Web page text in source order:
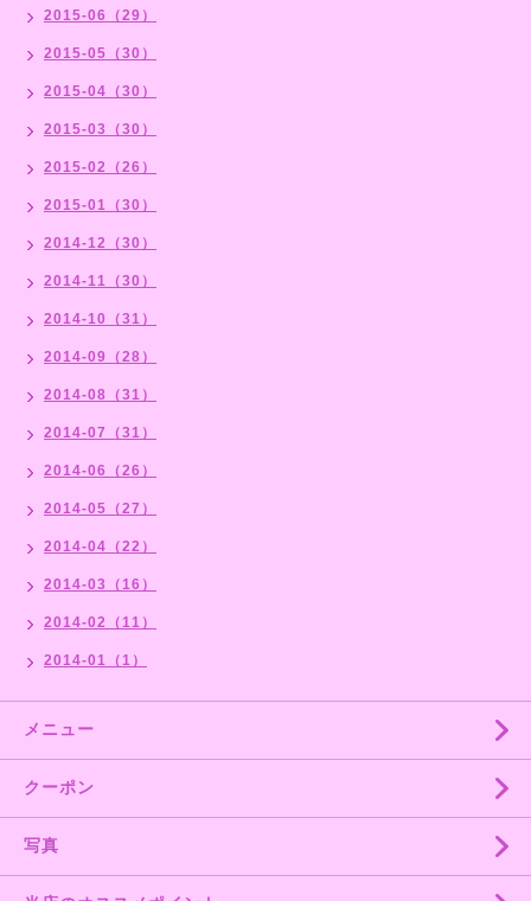
2015-06（29）
2015-05（30）
2015-04（30）
2015-03（30）
2015-02（26）
2015-01（30）
2014-12（30）
2014-11（30）
2014-10（31）
2014-09（28）
2014-08（31）
2014-07（31）
2014-06（26）
2014-05（27）
2014-04（22）
2014-03（16）
2014-02（11）
2014-01（1）
メニュー
クーポン
写真